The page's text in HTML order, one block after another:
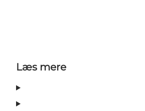
Læs mere